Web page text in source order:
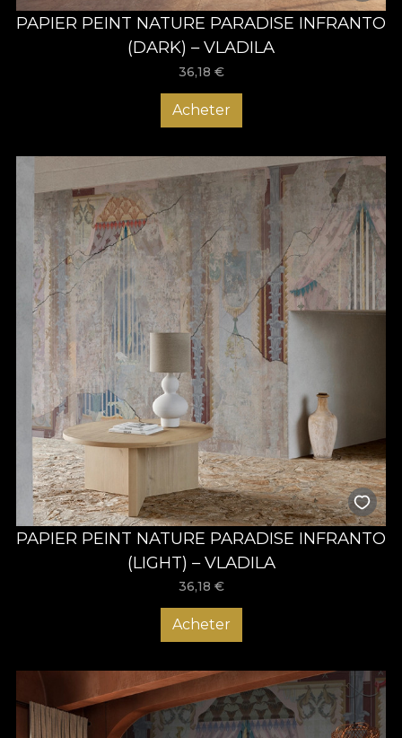
PAPIER PEINT NATURE PARADISE INFRANTO
(DARK) – VLADILA
36,18 €
Acheter
PAPIER PEINT NATURE PARADISE INFRANTO
(LIGHT) – VLADILA
36,18 €
Acheter